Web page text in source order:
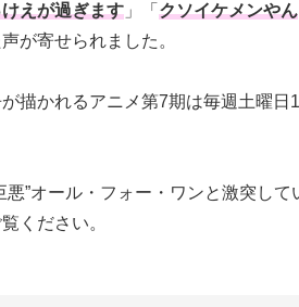
えが過ぎます 」「 クソイケメンやん
が寄せられました。
描かれるアニメ第7期は毎週土曜日
”オール・フォー・ワンと激突して
ください。